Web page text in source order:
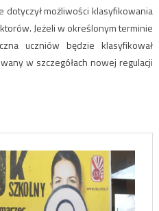
dotyczył możliwości klasyfikowania
Jeżeli w określonym terminie
uczniów będzie klasyfikował
w szczegółach nowej regulacji